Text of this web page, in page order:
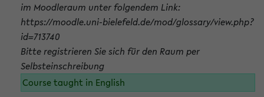
im Moodleraum unter folgendem Link:
https://moodle.uni-bielefeld.de/mod/glossary/view.php?
id=713740
Bitte registrieren Sie sich für den Raum per
Selbsteinschreibung
Course taught in English